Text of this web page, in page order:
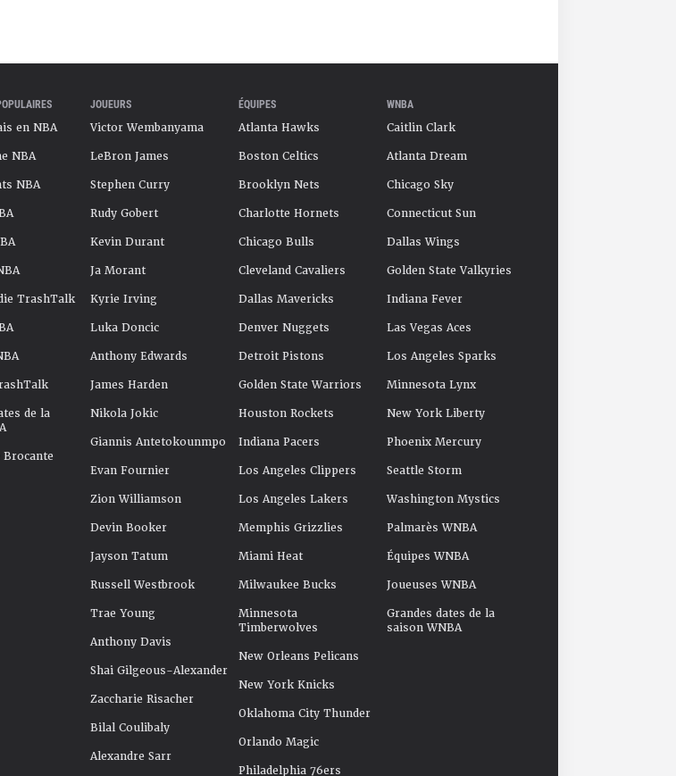
en NBA
NBA
NBA
TrashTalk
de la
JOUEURS
Victor Wembanyama
LeBron James
Stephen Curry
Rudy Gobert
Kevin Durant
Ja Morant
Kyrie Irving
Luka Doncic
Anthony Edwards
James Harden
Nikola Jokic
Giannis Antetokounmpo
Evan Fournier
Zion Williamson
Devin Booker
Jayson Tatum
Russell Westbrook
Trae Young
Anthony Davis
Shai Gilgeous-Alexander
Zaccharie Risacher
Bilal Coulibaly
Alexandre Sarr
ÉQUIPES
Atlanta Hawks
Boston Celtics
Brooklyn Nets
Charlotte Hornets
Chicago Bulls
Cleveland Cavaliers
Dallas Mavericks
Denver Nuggets
Detroit Pistons
Golden State Warriors
Houston Rockets
Indiana Pacers
Los Angeles Clippers
Los Angeles Lakers
Memphis Grizzlies
Miami Heat
Milwaukee Bucks
Minnesota
Timberwolves
New Orleans Pelicans
New York Knicks
Oklahoma City Thunder
Orlando Magic
Philadelphia 76ers
WNBA
Caitlin Clark
Atlanta Dream
Chicago Sky
Connecticut Sun
Dallas Wings
Golden State Valkyries
Indiana Fever
Las Vegas Aces
Los Angeles Sparks
Minnesota Lynx
New York Liberty
Phoenix Mercury
Seattle Storm
Washington Mystics
Palmarès WNBA
Équipes WNBA
Joueuses WNBA
Grandes dates de la
saison WNBA